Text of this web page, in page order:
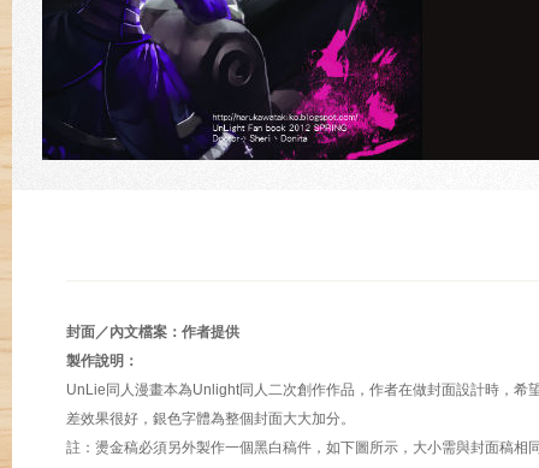
封面／內文檔案：作者提供
製作說明：
UnLie同人漫畫本為Unlight同人二次創作作品，作者在做封面設計時，
差效果很好，銀色字體為整個封面大大加分。
註：燙金稿必須另外製作一個黑白稿件，如下圖所示，大小需與封面稿相